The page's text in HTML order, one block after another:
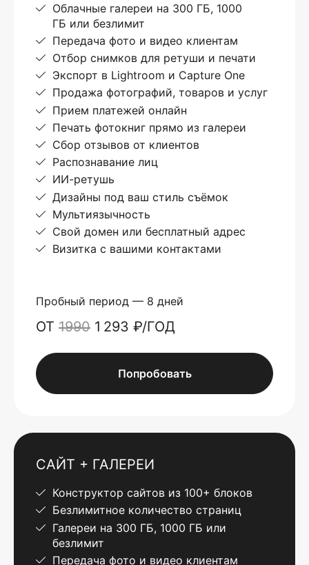
Облачные галереи на 300 ГБ, 1000
ГБ или безлимит
Передача фото и видео клиентам
Отбор снимков для ретуши и печати
Экспорт в Lightroom и Capture One
Продажа фотографий, товаров и услуг
Прием платежей онлайн
Печать фотокниг прямо из галереи
Сбор отзывов от клиентов
Распознавание лиц
ИИ-ретушь
Дизайны под ваш стиль съёмок
Мультиязычность
Свой домен или бесплатный адрес
Визитка с вашими контактами
Пробный период — 8 дней
ОТ 1990 1 293 ₽/ГОД
Попробовать
САЙТ + ГАЛЕРЕИ
Конструктор сайтов из 100+ блоков
Безлимитное количество страниц
Галереи на 300 ГБ, 1000 ГБ или
безлимит
Передача фото и видео клиентам